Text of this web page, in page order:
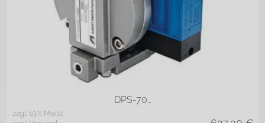
Aluminium Edelstahl
DPS-70…
zzgl. 19% MwSt.